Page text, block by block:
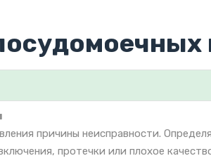
причины неисправности.
протечки или плохое